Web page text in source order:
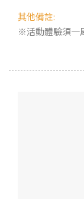
其他備註:
※活動體驗須一